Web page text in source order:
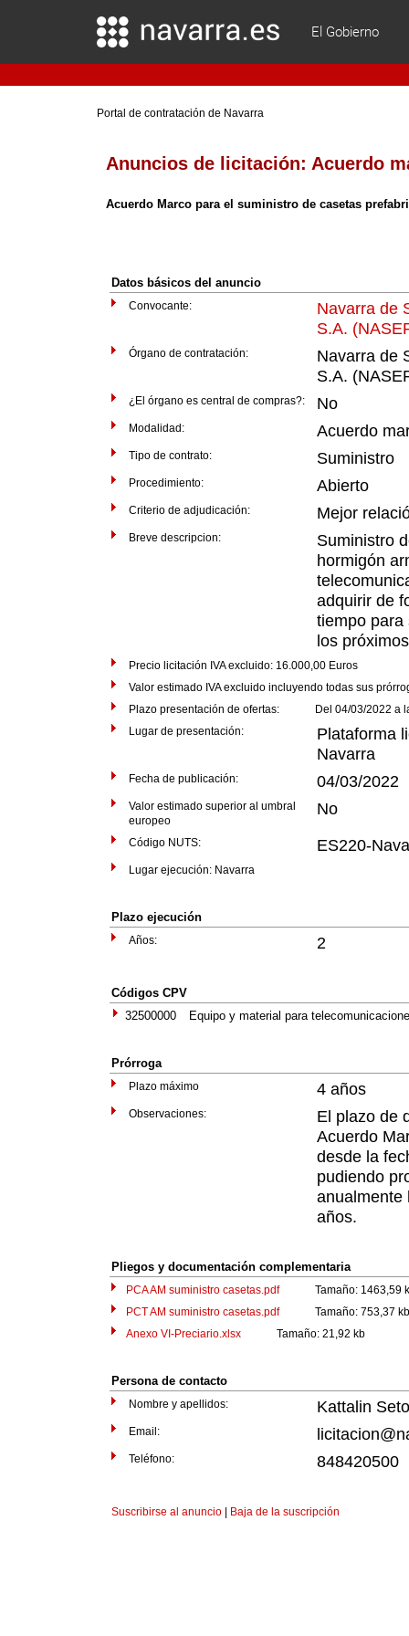
El Gobierno
Portal de contratación de Navarra
Anuncios de licitación: Acuerdo
Acuerdo Marco para el suministro de casetas
Datos básicos del anuncio
Convocante:
Navarra de
S.A.
Órgano de contratación:
Navarra de
S.A.
¿El órgano es central de compras?: No
Modalidad: Acuerdo
Tipo de contrato: Suministro
Procedimiento: Abierto
Criterio de adjudicación: Mejor
Breve descripcion:
Suministro
hormigón
adquirir de
tiempo para
los
Precio licitación IVA excluido: 16.000,00 Euros
Valor estimado IVA excluido incluyendo todas sus
Plazo presentación de ofertas: Del 04/03/2022 a
Lugar de presentación:
Plataforma
Navarra
Fecha de publicación: 04/03/2022
Valor estimado superior al umbral
europeo
No
Código NUTS: ES220-
Lugar ejecución: Navarra
Plazo ejecución
Años: 2
Códigos CPV
32500000
Equipo y material para
Prórroga
Plazo máximo 4 años
Observaciones:
El plazo de
Acuerdo
desde la
pudiendo
anualmente
años.
Pliegos y documentación complementaria
PCA AM suministro casetas.pdfTamaño: 1463,59
PCT AM suministro casetas.pdfTamaño: 753,37
Anexo VI-Preciario.xlsx Tamaño: 21,92 kb
Persona de contacto
Nombre y apellidos: Kattalin
Email:
Teléfono: 848420500
Suscribirse al anuncio Baja de la suscripción